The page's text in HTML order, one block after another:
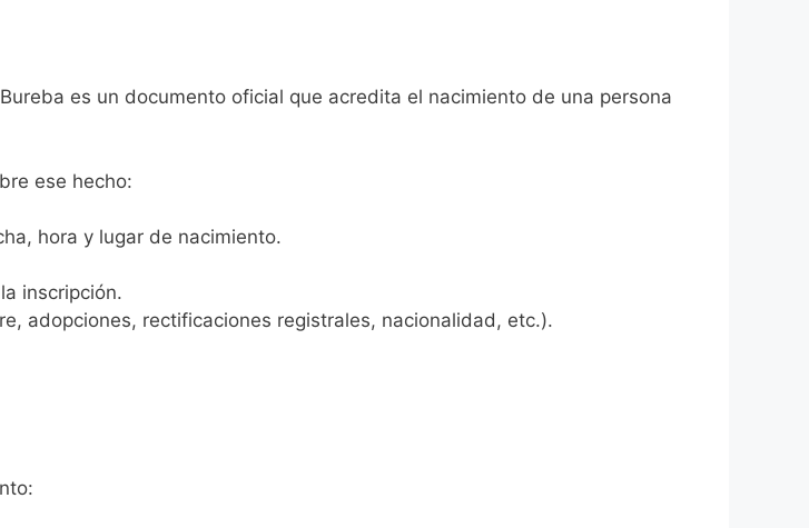
es un documento oficial que acredita el nacimiento de una persona
ese hecho:
hora y lugar de nacimiento.
inscripción.
adopciones, rectificaciones registrales, nacionalidad, etc.).